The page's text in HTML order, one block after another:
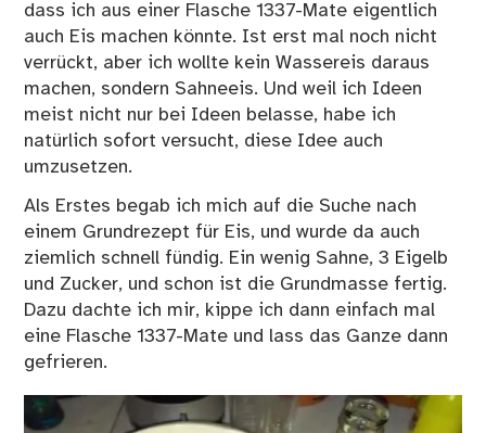
dass ich aus einer Flasche 1337-Mate eigentlich
auch Eis machen könnte. Ist erst mal noch nicht
verrückt, aber ich wollte kein Wassereis daraus
machen, sondern Sahneeis. Und weil ich Ideen
meist nicht nur bei Ideen belasse, habe ich
natürlich sofort versucht, diese Idee auch
umzusetzen.
Als Erstes begab ich mich auf die Suche nach
einem Grundrezept für Eis, und wurde da auch
ziemlich schnell fündig. Ein wenig Sahne, 3 Eigelb
und Zucker, und schon ist die Grundmasse fertig.
Dazu dachte ich mir, kippe ich dann einfach mal
eine Flasche 1337-Mate und lass das Ganze dann
gefrieren.